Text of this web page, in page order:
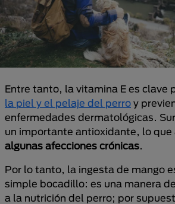
Entre tanto, la vitamina E es clave
la piel y el pelaje del perro y
enfermedades dermatológicas.
un importante antioxidante, lo que
algunas afecciones crónicas.
Por lo tanto, la ingesta de mango
simple bocadillo: es una manera
a la nutrición del perro; por